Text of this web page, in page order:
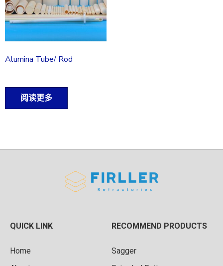
Alumina Tube/ Rod
阅读更多
QUICK LINK
Home
RECOMMEND PRODUCTS
Sagger